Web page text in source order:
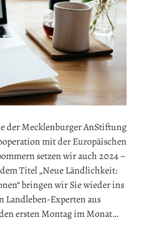
der Mecklenburger AnStiftung
mit der Europäischen
setzen wir auch 2024 –
Titel „Neue Ländlichkeit:
bringen wir Sie wieder ins
Landleben-Experten aus
ersten Montag im Monat…